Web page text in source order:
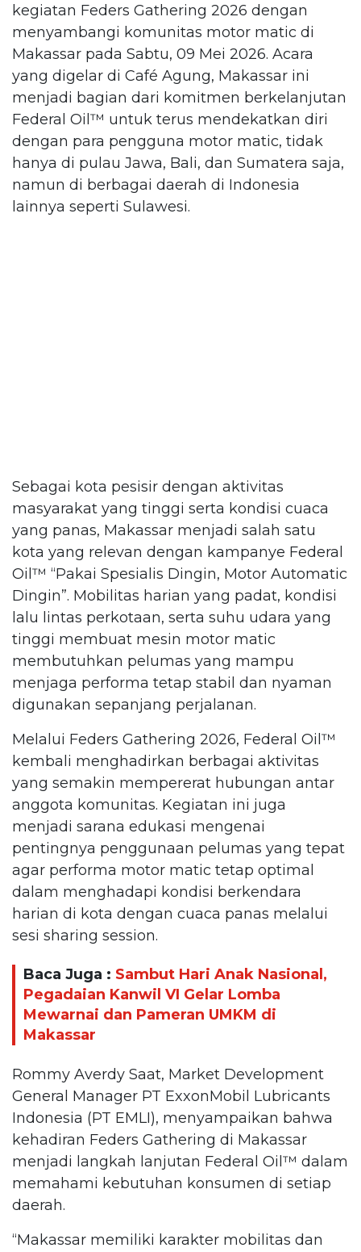
kegiatan Feders Gathering 2026 dengan
menyambangi komunitas motor matic di
Makassar pada Sabtu, 09 Mei 2026. Acara
yang digelar di Café Agung, Makassar ini
menjadi bagian dari komitmen berkelanjutan
Federal Oil™️ untuk terus mendekatkan diri
dengan para pengguna motor matic, tidak
hanya di pulau Jawa, Bali, dan Sumatera saja,
namun di berbagai daerah di Indonesia
lainnya seperti Sulawesi.
Sebagai kota pesisir dengan aktivitas
masyarakat yang tinggi serta kondisi cuaca
yang panas, Makassar menjadi salah satu
kota yang relevan dengan kampanye Federal
Oil™️ “Pakai Spesialis Dingin, Motor Automatic
Dingin”. Mobilitas harian yang padat, kondisi
lalu lintas perkotaan, serta suhu udara yang
tinggi membuat mesin motor matic
membutuhkan pelumas yang mampu
menjaga performa tetap stabil dan nyaman
digunakan sepanjang perjalanan.
Melalui Feders Gathering 2026, Federal Oil™️
kembali menghadirkan berbagai aktivitas
yang semakin mempererat hubungan antar
anggota komunitas. Kegiatan ini juga
menjadi sarana edukasi mengenai
pentingnya penggunaan pelumas yang tepat
agar performa motor matic tetap optimal
dalam menghadapi kondisi berkendara
harian di kota dengan cuaca panas melalui
sesi sharing session.
Baca Juga : Sambut Hari Anak Nasional,
Pegadaian Kanwil VI Gelar Lomba
Mewarnai dan Pameran UMKM di
Makassar
Rommy Averdy Saat, Market Development
General Manager PT ExxonMobil Lubricants
Indonesia (PT EMLI), menyampaikan bahwa
kehadiran Feders Gathering di Makassar
menjadi langkah lanjutan Federal Oil™️ dalam
memahami kebutuhan konsumen di setiap
daerah.
“Makassar memiliki karakter mobilitas dan